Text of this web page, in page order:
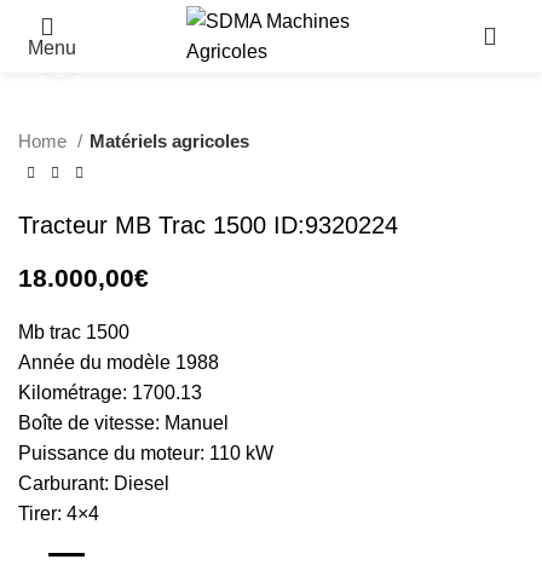
Menu Click to enlarge
Home Matériels agricoles
Tracteur MB Trac 1500 ID:9320224
18.000,00€
Mb trac 1500
Année du modèle 1988
Kilométrage: 1700.13
Boîte de vitesse: Manuel
Puissance du moteur: 110 kW
Carburant: Diesel
Tirer: 4×4